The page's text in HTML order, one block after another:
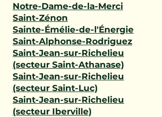
Notre-Dame-de-la-Merci
Saint-Zénon
Sainte-Émélie-de-l'Énergie
Saint-Alphonse-Rodriguez
Saint-Jean-sur-Richelieu
(secteur Saint-Athanase)
Saint-Jean-sur-Richelieu
(secteur Saint-Luc)
Saint-Jean-sur-Richelieu
(secteur Iberville)